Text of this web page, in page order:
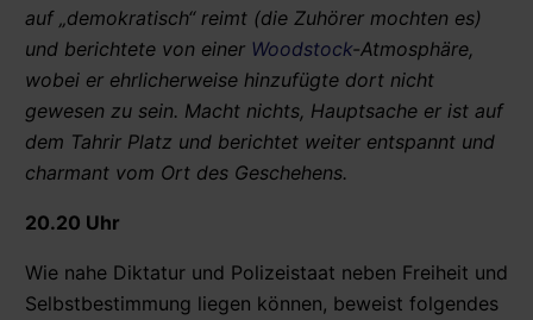
auf „demokratisch“ reimt (die Zuhörer mochten es)
und berichtete von einer Woodstock-Atmosphäre,
wobei er ehrlicherweise hinzufügte dort nicht
gewesen zu sein. Macht nichts, Hauptsache er ist auf
dem Tahrir Platz und berichtet weiter entspannt und
charmant vom Ort des Geschehens.
20.20 Uhr
Wie nahe Diktatur und Polizeistaat neben Freiheit und
Selbstbestimmung liegen können, beweist folgendes